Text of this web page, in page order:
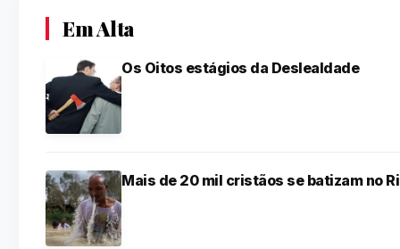
Em Alta
Os Oitos estágios da Deslealdade
Mais de 20 mil cristãos se batizam no